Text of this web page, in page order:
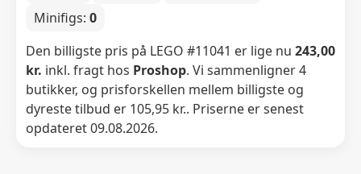
Minifigs: 0
Den billigste pris på LEGO #11041 er lige nu 243,00
kr. inkl. fragt hos Proshop. Vi sammenligner 4
butikker, og prisforskellen mellem billigste og
dyreste tilbud er 105,95 kr.. Priserne er senest
opdateret 09.08.2026.